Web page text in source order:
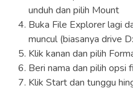
unduh dan pilih Mount
Buka File Explorer lagi
muncul (biasanya drive
Klik kanan dan pilih
Beri nama dan pilih
Klik Start dan tunggu